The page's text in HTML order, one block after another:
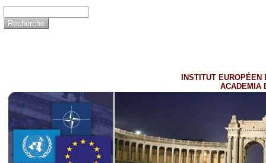
INSTITUT EUROPÉEN
ACADEMIA